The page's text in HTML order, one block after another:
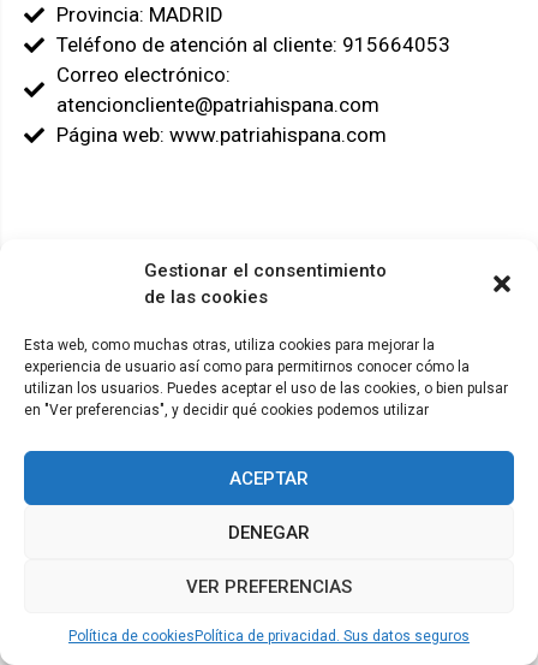
Gestionar el consentimiento
de las cookies
Esta web, como muchas otras, utiliza cookies para mejorar la
experiencia de usuario así como para permitirnos conocer cómo la
utilizan los usuarios. Puedes aceptar el uso de las cookies, o bien pulsar
en "Ver preferencias", y decidir qué cookies podemos utilizar
ACEPTAR
DENEGAR
VER PREFERENCIAS
Política de cookies Política de privacidad. Sus datos seguros
Provincia: MADRID
Teléfono de atención al cliente: 915664053
Correo electrónico:
atencioncliente@patriahispana.com
Página web: www.patriahispana.com
© ADICAE - 2022